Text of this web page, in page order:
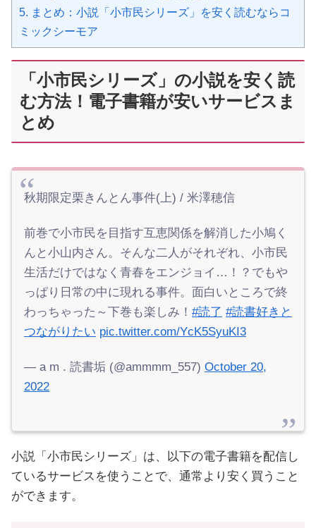
5.
まとめ：小説「小市民シリーズ」を安く読むならコ
ミックシーモア
「小市民シリーズ」の小説を安く読
む方法！電子書籍が安いサービスま
とめ
秋期限定栗きんとん事件(上) / 米澤穂信
前巻で小市民を目指す互恵関係を解消した小鳩く
んと小山内さん。そんな二人がそれぞれ、小市民
生活だけではなく青春をエンジョイ…！？でもや
っぱり日常の中に現れる事件。面白いところで終
わっちゃった～下巻も楽しみ！ #読了 #読書好きと
つながりたい pic.twitter.com/YcK5SyuKI3
— a m . 読書垢 (@ammmm_557) October 20,
2022
小説「小市民シリーズ」は、以下の電子書籍を配信し
ているサービスを使うことで、通常より安く買うこと
ができます。